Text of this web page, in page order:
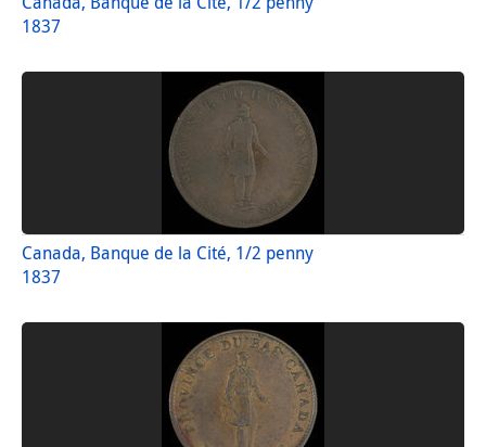
1837
Canada, Banque de la Cité, 1/2 penny
1837